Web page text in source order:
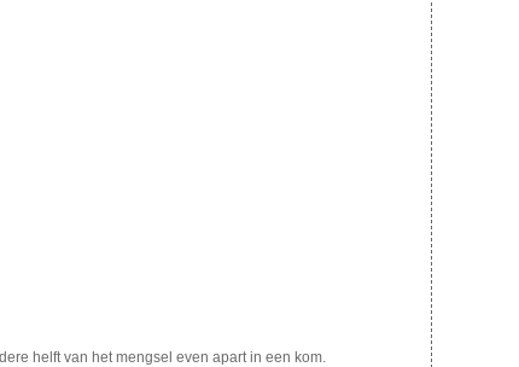
helft van het mengsel even apart in een kom.